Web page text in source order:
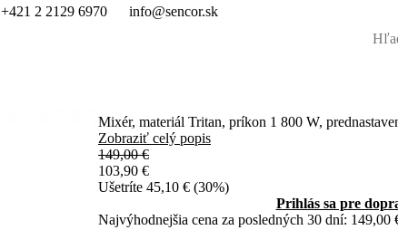
+421 2 2129 6970 info@sencor.sk
Mixér, materiál Tritan, príkon 1 800 W,
Zobraziť celý popis
149,00 €
103,90 €
Ušetríte 45,10 € (30%)
Prihlás sa pre
Najvýhodnejšia cena za posledných 30 dní: 149,00